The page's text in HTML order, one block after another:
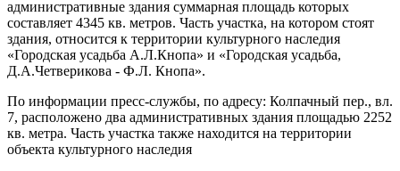
административные здания суммарная площадь которых
составляет 4345 кв. метров. Часть участка, на котором стоят
здания, относится к территории культурного наследия
«Городская усадьба А.Л.Кнопа» и «Городская усадьба,
Д.А.Четверикова - Ф.Л. Кнопа».
По информации пресс-службы, по адресу: Колпачный пер., вл.
7, расположено два административных здания площадью 2252
кв. метра. Часть участка также находится на территории
объекта культурного наследия